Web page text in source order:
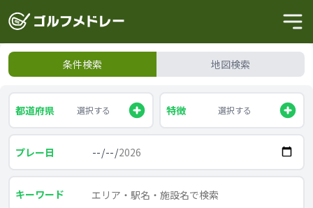
条件検索 地図検索
都道府県 選択する 特徴 選択する
プレー日
キーワード